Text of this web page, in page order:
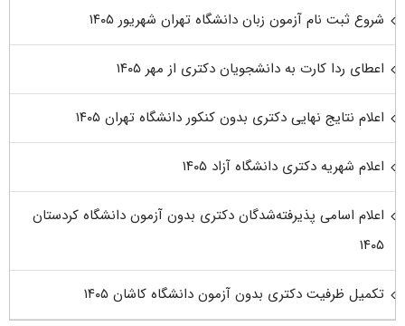
شروع ثبت نام آزمون زبان دانشگاه تهران شهریور ۱۴۰۵
اعطای ردا کارت به دانشجویان دکتری از مهر ۱۴۰۵
اعلام نتایج نهایی دکتری بدون کنکور دانشگاه تهران ۱۴۰۵
اعلام شهریه دکتری دانشگاه آزاد ۱۴۰۵
اعلام اسامی پذیرفته‌شدگان دکتری بدون آزمون دانشگاه کردستان
۱۴۰۵
تکمیل ظرفیت دکتری بدون آزمون دانشگاه کاشان ۱۴۰۵